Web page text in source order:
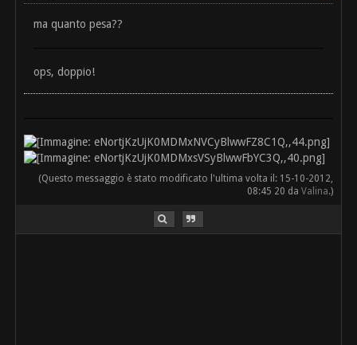
ma quanto pesa??
ops, doppio!
(Questo messaggio è stato modificato l'ultima volta il: 15-10-2012,
08:45 20 da Valina.)